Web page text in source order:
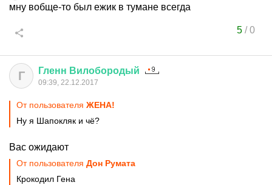
мну вобще-то был ежик в тумане всегда
5/0
Г Гленн Вилобородый
09:39, 22.12.2017
От пользователя ЖЕНА!
Ну я Шапокляк и чё?
Вас ожидают
От пользователя Дон Руматa
Крокодил Гена